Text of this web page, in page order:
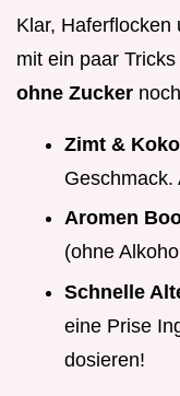
Klar, Haferflocken
mit ein paar
ohne Zucker
Zimt &
Geschmack.
Aromen
(ohne
Schnelle
eine Prise
dosieren!